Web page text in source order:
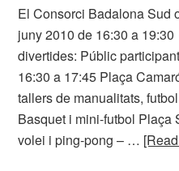
El Consorci Badalona Sud
juny 2010 de 16:30 a
divertides: Públic
16:30 a 17:45 Plaça
tallers de manualitats,
Basquet i mini-futbol
volei i ping-pong – …